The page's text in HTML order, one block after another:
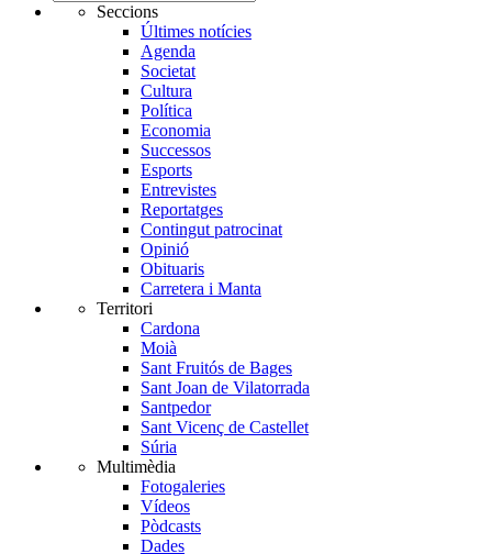
Seccions
Últimes notícies
Agenda
Societat
Cultura
Política
Economia
Successos
Esports
Entrevistes
Reportatges
Contingut patrocinat
Opinió
Obituaris
Carretera i Manta
Territori
Cardona
Moià
Sant Fruitós de Bages
Sant Joan de Vilatorrada
Santpedor
Sant Vicenç de Castellet
Súria
Multimèdia
Fotogaleries
Vídeos
Pòdcasts
Dades